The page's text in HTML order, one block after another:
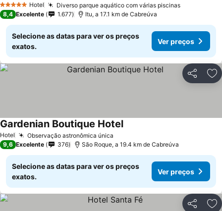
5 Estrelas Hotel Diverso parque aquático com várias piscinas
8,4 Excelente 1.677 Itu, a 17.1 km de Cabreúva
Selecione as datas para ver os preços
exatos.
Ver preços
Partilhar
Hotel Observação astronômica única
Gardenian Boutique Hotel
9,6 Excelente 376 São Roque, a 19.4 km de Cabreúva
Selecione as datas para ver os preços
exatos.
Ver preços
Partilhar